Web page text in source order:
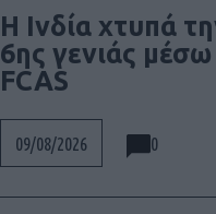
Η Ινδία χτυπά
6ης γενιάς
FCAS
09/08/2026 0